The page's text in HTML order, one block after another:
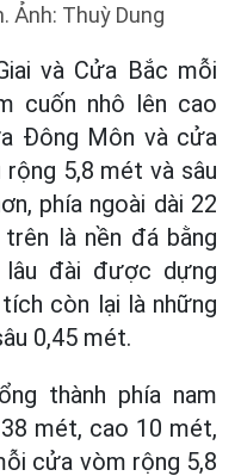
Ảnh: Thuỳ Dung
và Cửa Bắc mỗi
cuốn nhô lên cao
Đông Môn và cửa
5,8 mét và sâu
phía ngoài dài 22
là nền đá bằng
lâu đài được dựng
còn lại là những
0,45 mét.
thành phía nam
mét, cao 10 mét,
cửa vòm rộng 5,8